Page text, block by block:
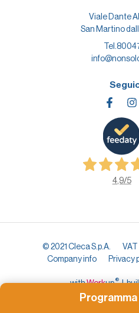
Viale Dante
San Martino
Tel.
4,9/5
© 2021 Cleca S.p.A.
Company info
Privacy
withWorkup® |